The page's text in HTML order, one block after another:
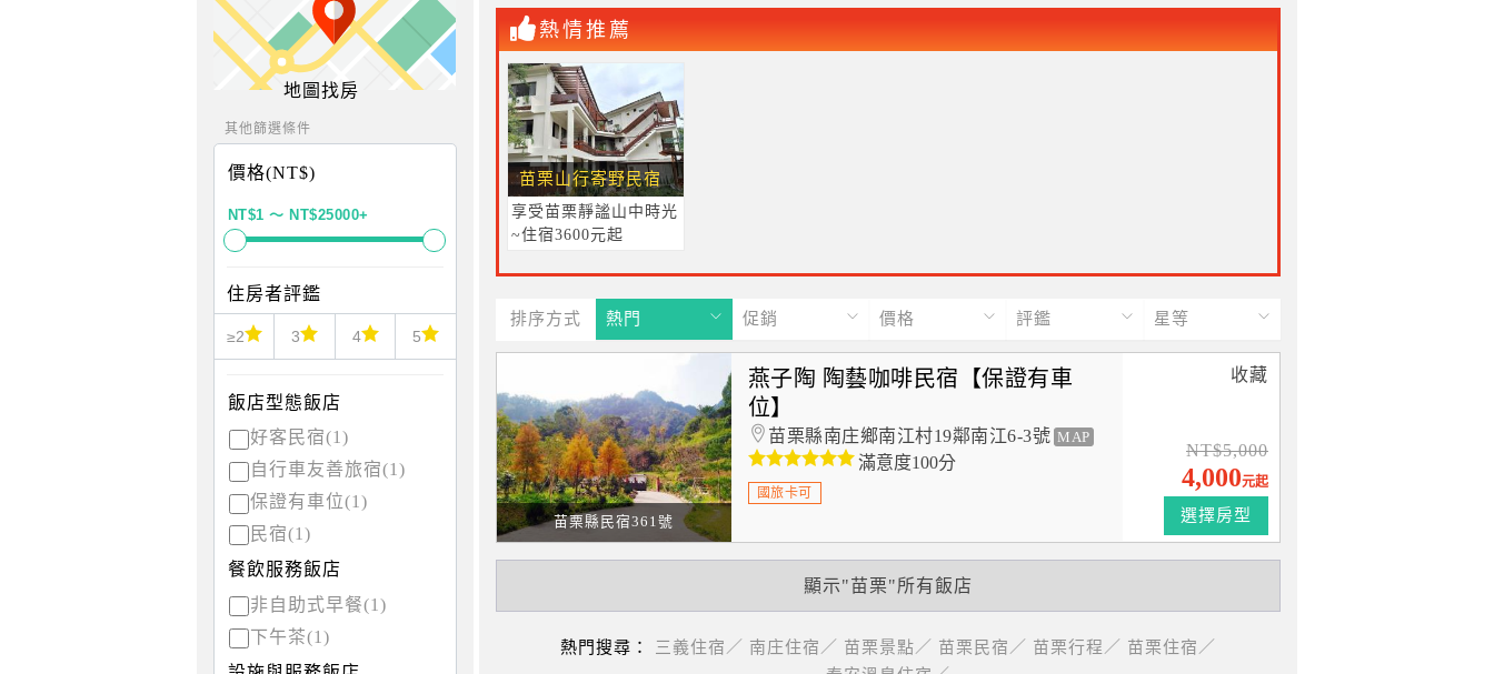
地圖找房
其他篩選條件
價格(NT$)
住房者評鑑
≥2 3 4 5
飯店型態飯店
好客民宿(1)
自行車友善旅宿(1)
保證有車位(1)
民宿(1)
餐飲服務飯店
非自助式早餐(1)
下午茶(1)
熱情推薦
苗栗山行寄野民宿
享受苗栗靜謐山中時光
~住宿3600元起
排序方式 熱門 促銷 價格 評鑑 星等
苗栗縣民宿361號
燕子陶 陶藝咖啡民宿【保證有車
位】
苗栗縣南庄鄉南江村19鄰南江6-3號 MAP
滿意度100分
國旅卡可
收藏
NT$5,000
4,000元起
選擇房型
顯示"苗栗"所有飯店
熱門搜尋： 三義住宿／ 南庄住宿／ 苗栗景點／ 苗栗民宿／ 苗栗行程／ 苗栗住宿／